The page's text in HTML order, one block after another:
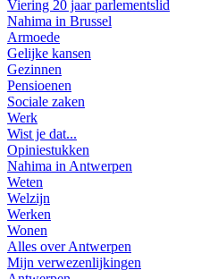
Viering 20 jaar parlementslid
Nahima in Brussel
Armoede
Gelijke kansen
Gezinnen
Pensioenen
Sociale zaken
Werk
Wist je dat...
Opiniestukken
Nahima in Antwerpen
Weten
Welzijn
Werken
Wonen
Alles over Antwerpen
Mijn verwezenlijkingen